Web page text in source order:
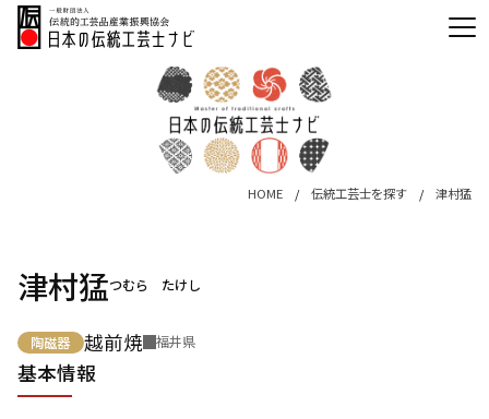
HOME 伝統工芸士を探す 津村猛
津村猛つむら たけし
陶磁器 越前焼 福井県
基本情報